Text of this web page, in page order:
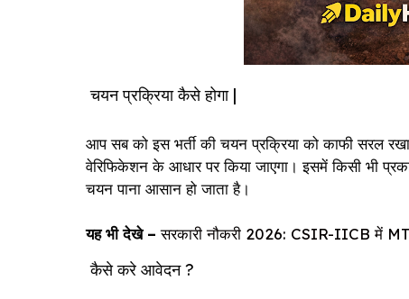
चयन प्रक्रिया कैसे होगा |
आप सब को इस भर्ती की चयन प्रक्रिया को काफी सरल
वेरिफिकेशन के आधार पर किया जाएगा। इसमें किसी भी
चयन पाना आसान हो जाता है।
यह भी देखे –सरकारी नौकरी 2026: CSIR-IICB में
कैसे करे आवेदन ?